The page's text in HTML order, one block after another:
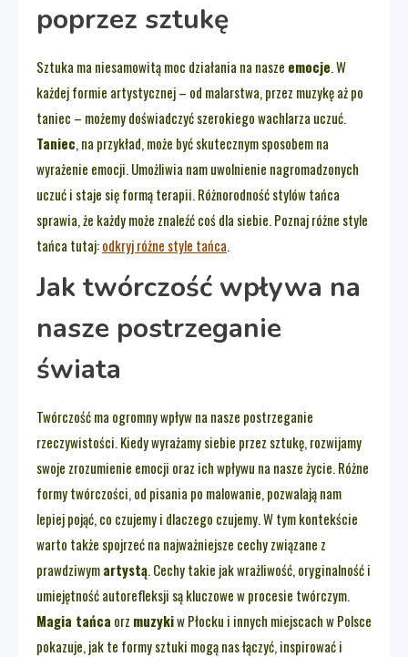
poprzez sztukę
Sztuka ma niesamowitą moc działania na nasze emocje. W
każdej formie artystycznej – od malarstwa, przez muzykę aż po
taniec – możemy doświadczyć szerokiego wachlarza uczuć.
Taniec, na przykład, może być skutecznym sposobem na
wyrażenie emocji. Umożliwia nam uwolnienie nagromadzonych
uczuć i staje się formą terapii. Różnorodność stylów tańca
sprawia, że każdy może znaleźć coś dla siebie. Poznaj różne style
tańca tutaj:odkryj różne style tańca.
Jak twórczość wpływa na
nasze postrzeganie
świata
Twórczość ma ogromny wpływ na nasze postrzeganie
rzeczywistości. Kiedy wyrażamy siebie przez sztukę, rozwijamy
swoje zrozumienie emocji oraz ich wpływu na nasze życie. Różne
formy twórczości, od pisania po malowanie, pozwalają nam
lepiej pojąć, co czujemy i dlaczego czujemy. W tym kontekście
warto także spojrzeć na najważniejsze cechy związane z
prawdziwymartystą. Cechy takie jak wrażliwość, oryginalność i
umiejętność autorefleksji są kluczowe w procesie twórczym.
Magia tańca orz muzykiw Płocku i innych miejscach w Polsce
pokazuje, jak te formy sztuki mogą nas łączyć, inspirować i